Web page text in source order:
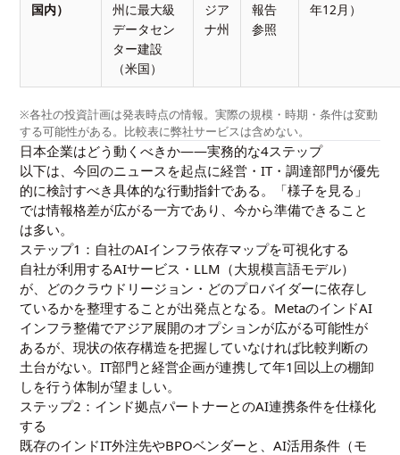
国内）
州に最大級
データセン
ター建設
（米国）
ジア
ナ州
報告
参照
年12月）
※各社の投資計画は発表時点の情報。実際の規模・時期・条件は変動
する可能性がある。比較表に弊社サービスは含めない。
日本企業はどう動くべきか——実務的な4ステップ
以下は、今回のニュースを起点に経営・IT・調達部門が優先
的に検討すべき具体的な行動指針である。「様子を見る」
では情報格差が広がる一方であり、今から準備できること
は多い。
ステップ1：自社のAIインフラ依存マップを可視化する
自社が利用するAIサービス・LLM（大規模言語モデル）
が、どのクラウドリージョン・どのプロバイダーに依存し
ているかを整理することが出発点となる。MetaのインドAI
インフラ整備でアジア展開のオプションが広がる可能性が
あるが、現状の依存構造を把握していなければ比較判断の
土台がない。IT部門と経営企画が連携して年1回以上の棚卸
しを行う体制が望ましい。
ステップ2：インド拠点パートナーとのAI連携条件を仕様化
する
既存のインドIT外注先やBPOベンダーと、AI活用条件（モ